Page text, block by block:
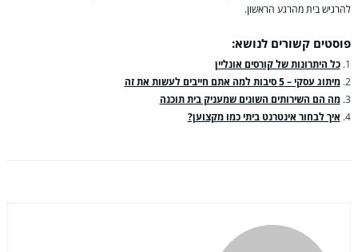
להרגיש בית מהרגע הראשון.
פוסטים קשורים לנושא:
כל היתרונות של קורסים אונליין
מיתוג עסקי – 5 סיבות למה אתם חייבים לעשות את זה
מה הם השירותים השונים שמעניק בית תוכנה
איך לבחור אינטרנט ביתי כמו מקצוען?